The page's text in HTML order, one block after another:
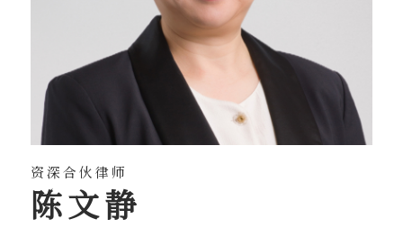
资深合伙律师
陈文静